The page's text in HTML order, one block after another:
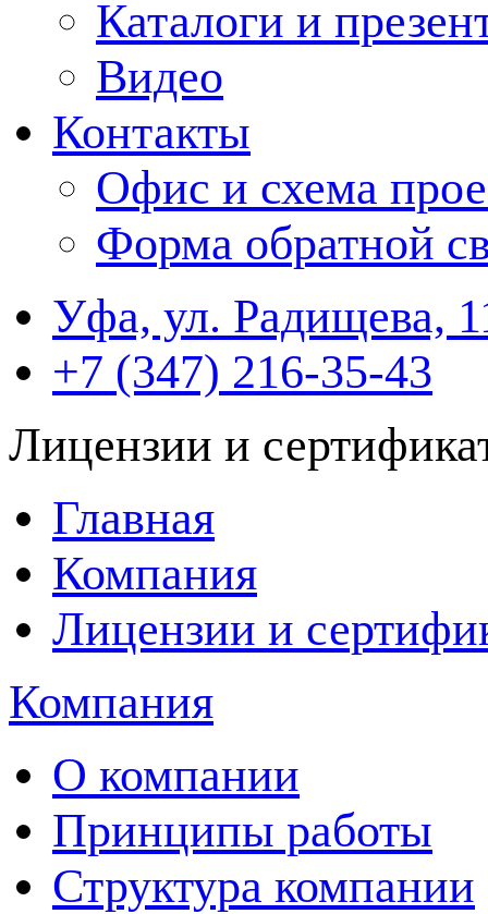
Каталоги и
Видео
Контакты
Офис и схема
Форма обратной
Уфа, ул. Радищева,
+7 (347) 216-35-43
Лицензии и
Главная
Компания
Лицензии и
Компания
О компании
Принципы работы
Структура компании